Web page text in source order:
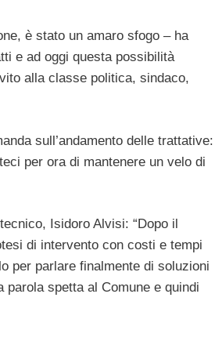
è stato un amaro sfogo – ha
e ad oggi questa possibilità
alla classe politica, sindaco,
sull’andamento delle trattative:
per ora di mantenere un velo di
Isidoro Alvisi: “Dopo il
di intervento con costi e tempi
per parlare finalmente di soluzioni
spetta al Comune e quindi